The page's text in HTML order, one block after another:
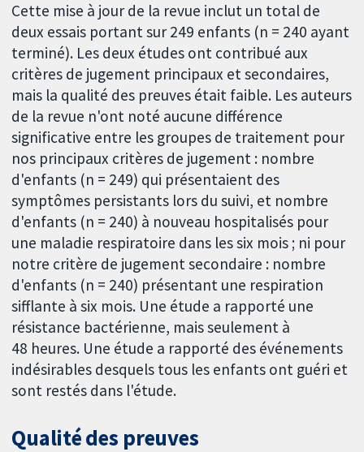
Cette mise à jour de la revue inclut un total de
deux essais portant sur 249 enfants (n = 240 ayant
terminé). Les deux études ont contribué aux
critères de jugement principaux et secondaires,
mais la qualité des preuves était faible. Les auteurs
de la revue n'ont noté aucune différence
significative entre les groupes de traitement pour
nos principaux critères de jugement : nombre
d'enfants (n = 249) qui présentaient des
symptômes persistants lors du suivi, et nombre
d'enfants (n = 240) à nouveau hospitalisés pour
une maladie respiratoire dans les six mois ; ni pour
notre critère de jugement secondaire : nombre
d'enfants (n = 240) présentant une respiration
sifflante à six mois. Une étude a rapporté une
résistance bactérienne, mais seulement à
48 heures. Une étude a rapporté des événements
indésirables desquels tous les enfants ont guéri et
sont restés dans l'étude.
Qualité des preuves